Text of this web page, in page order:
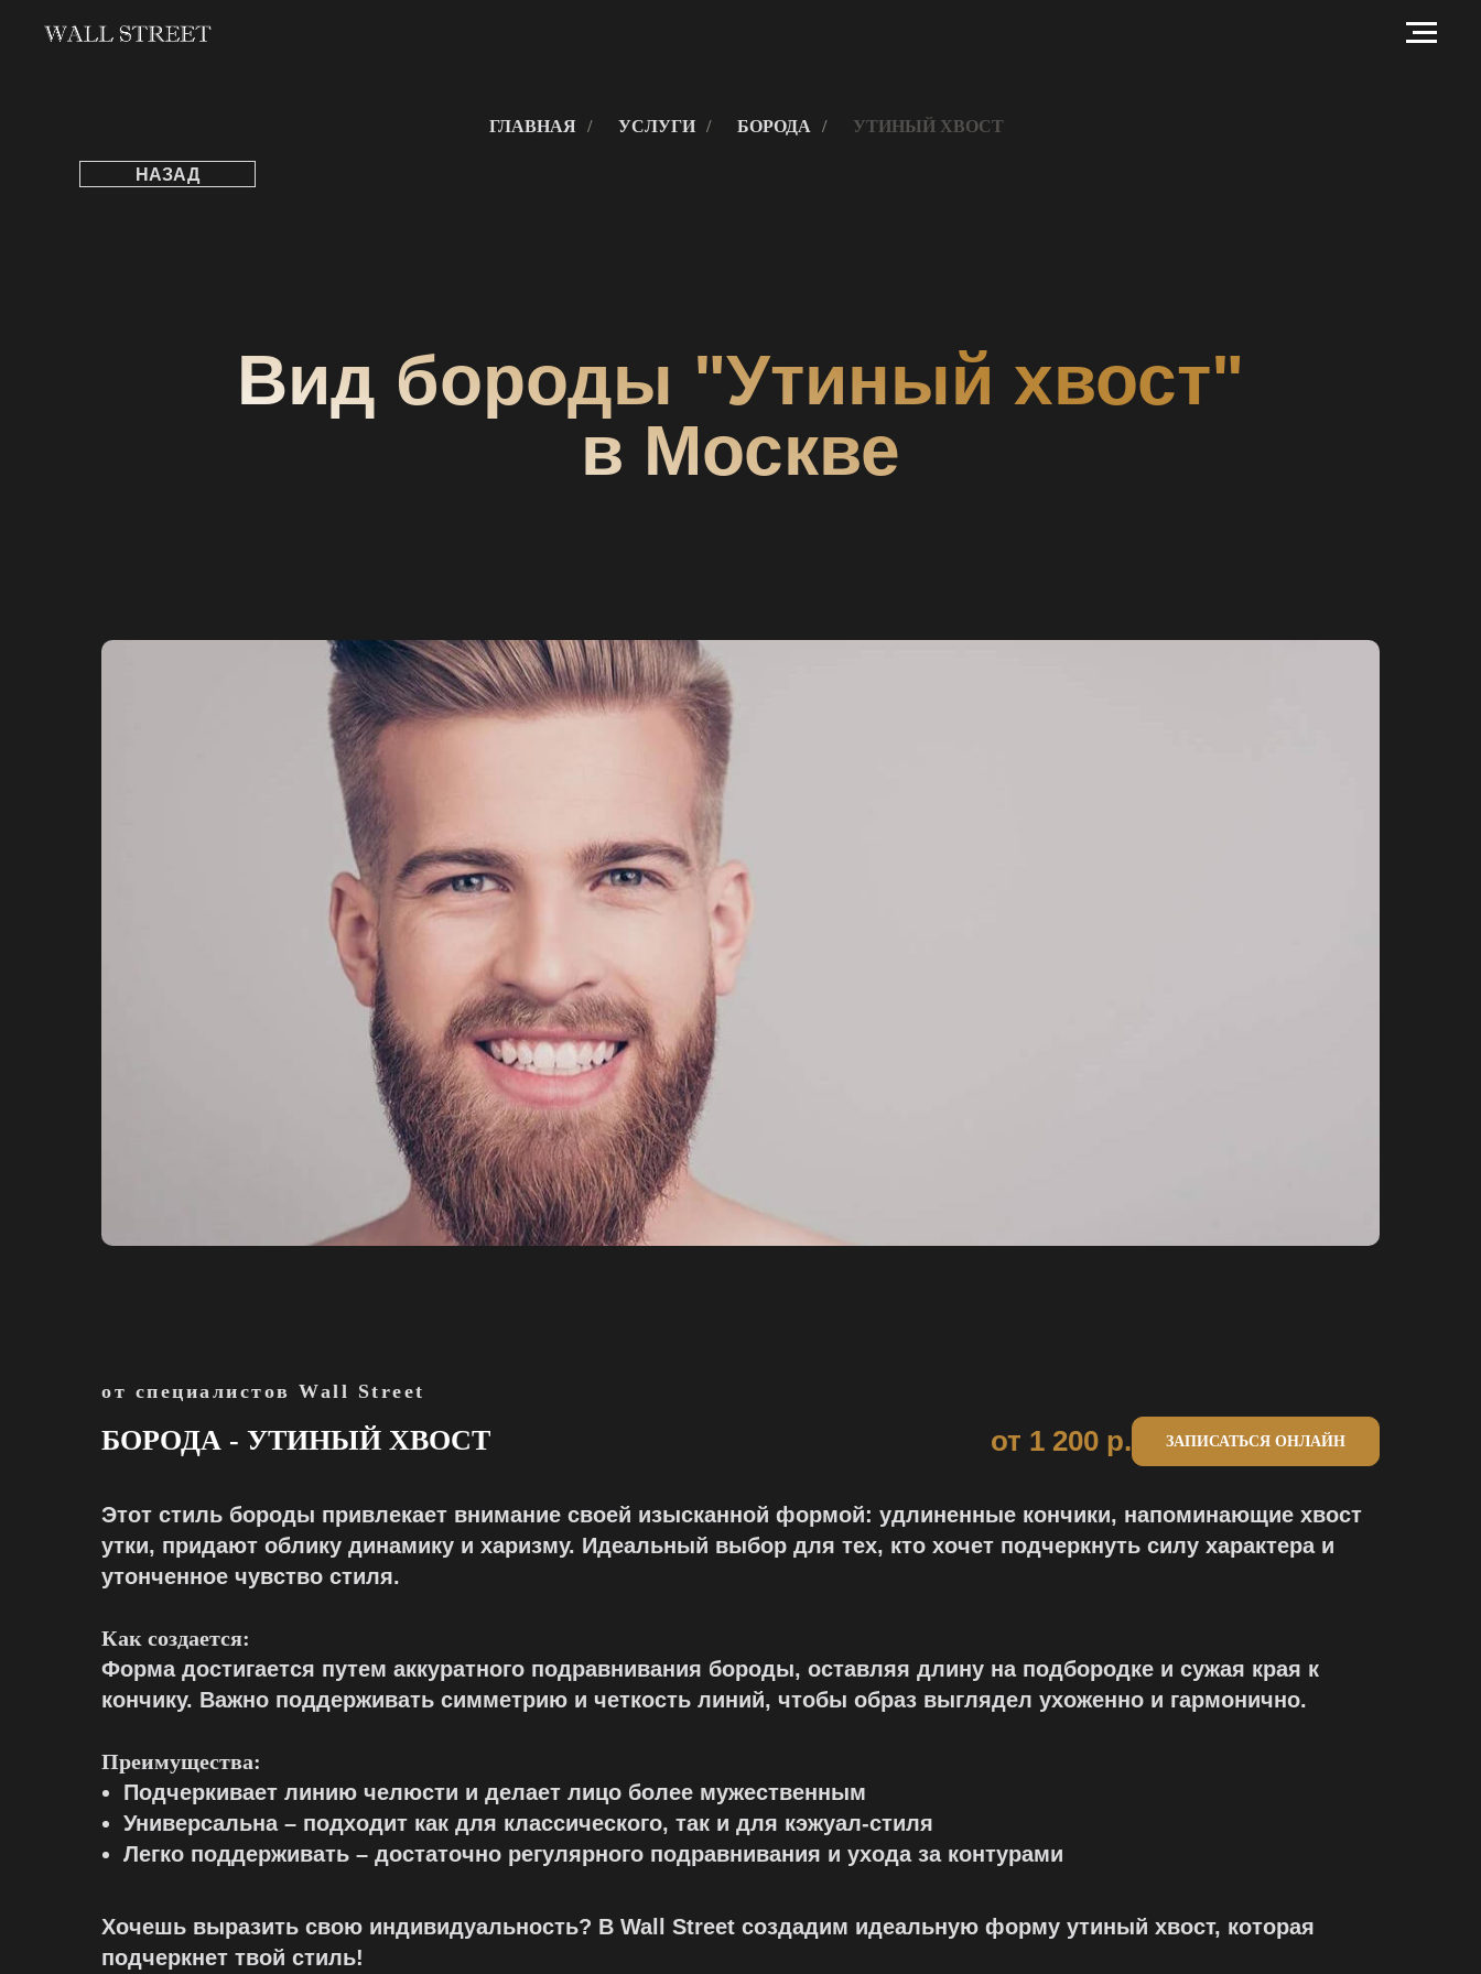
ГЛАВНАЯ / УСЛУГИ / БОРОДА / УТИНЫЙ ХВОСТ
НАЗАД
Вид бороды "Утиный хвост"
в Москве
от специалистов Wall Street
БОРОДА - УТИНЫЙ ХВОСТ от 1 200 р. ЗАПИСАТЬСЯ ОНЛАЙН
Этот стиль бороды привлекает внимание своей изысканной формой: удлиненные кончики, напоминающие хвост
утки, придают облику динамику и харизму. Идеальный выбор для тех, кто хочет подчеркнуть силу характера и
утонченное чувство стиля.
Как создается:
Форма достигается путем аккуратного подравнивания бороды, оставляя длину на подбородке и сужая края к
кончику. Важно поддерживать симметрию и четкость линий, чтобы образ выглядел ухоженно и гармонично.
Преимущества:
Подчеркивает линию челюсти и делает лицо более мужественным
Универсальна – подходит как для классического, так и для кэжуал-стиля
Легко поддерживать – достаточно регулярного подравнивания и ухода за контурами
Хочешь выразить свою индивидуальность? В Wall Street создадим идеальную форму утиный хвост, которая
подчеркнет твой стиль!